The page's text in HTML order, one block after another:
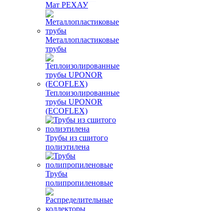
Мат РЕХАУ
Металлопластиковые
трубы
Теплоизолированные
трубы UPONOR
(ECOFLEX)
Трубы из сшитого
полиэтилена
Трубы
полипропиленовые